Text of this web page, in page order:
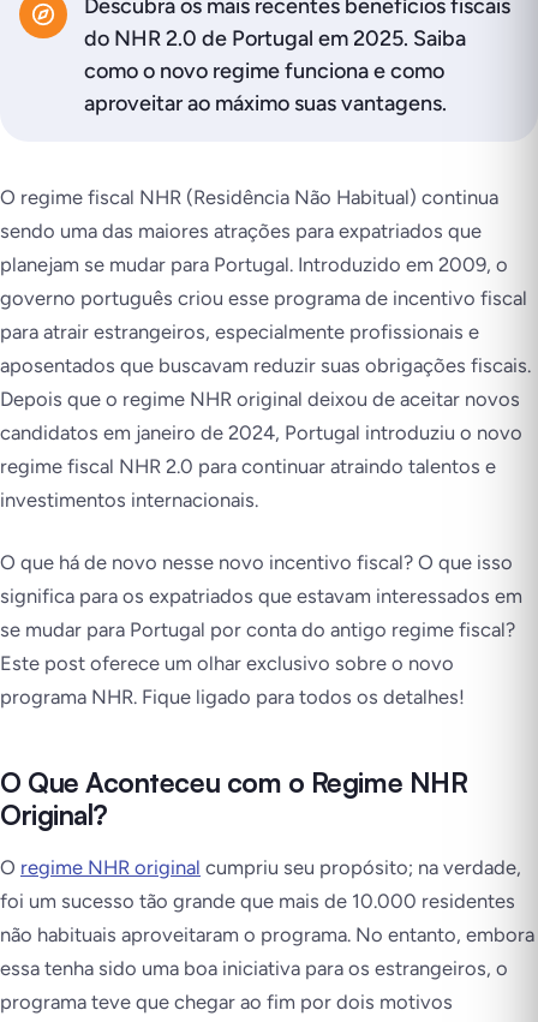
Descubra os mais recentes benefícios fiscais
do NHR 2.0 de Portugal em 2025. Saiba
como o novo regime funciona e como
aproveitar ao máximo suas vantagens.
O regime fiscal NHR (Residência Não Habitual) continua
sendo uma das maiores atrações para expatriados que
planejam se mudar para Portugal. Introduzido em 2009, o
governo português criou esse programa de incentivo fiscal
para atrair estrangeiros, especialmente profissionais e
aposentados que buscavam reduzir suas obrigações fiscais.
Depois que o regime NHR original deixou de aceitar novos
candidatos em janeiro de 2024, Portugal introduziu o novo
regime fiscal NHR 2.0 para continuar atraindo talentos e
investimentos internacionais.
O que há de novo nesse novo incentivo fiscal? O que isso
significa para os expatriados que estavam interessados em
se mudar para Portugal por conta do antigo regime fiscal?
Este post oferece um olhar exclusivo sobre o novo
programa NHR. Fique ligado para todos os detalhes!
O Que Aconteceu com o Regime NHR
Original?
O regime NHR original cumpriu seu propósito; na verdade,
foi um sucesso tão grande que mais de 10.000 residentes
não habituais aproveitaram o programa. No entanto, embora
essa tenha sido uma boa iniciativa para os estrangeiros, o
programa teve que chegar ao fim por dois motivos